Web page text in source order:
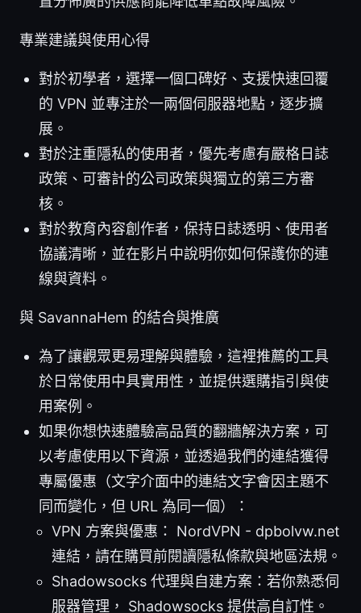
專業建議與使用心得
對於初學者，選擇一個口碑好、支援快速回覆
的 VPN 並專注於一兩個伺服器地點，逐步擴
展。
對於注重隱私的使用者，優先考慮有嚴格日誌
政策、可審計的公司政策與獨立的第三方審
核。
對於教育內容創作者，保持日誌透明、使用者
協議清晰，並在影片中說明你如何保護你的連
線與資料。
與 SavannaHem 的結合與推廣
為了讓觀眾更易理解與體驗，這裡推薦的工具
於日常使用中具實用性，並提供選購指引與使
用案例。
如果你想快速體驗高品質的翻牆解決方案，可
以考慮使用以下資源，並透過我們的連結獲得
專屬優惠（文字介面中的連結文字會因主題不
同而變化，但 URL 為同一個）：
VPN 方案與優惠： NordVPN - dpbolvw.net
連結，請在購買前閱讀隱私條款與地區法規。
Shadowsocks 代理與自建方案：若你熟悉伺
服器管理， Shadowsocks 提供高自訂性。